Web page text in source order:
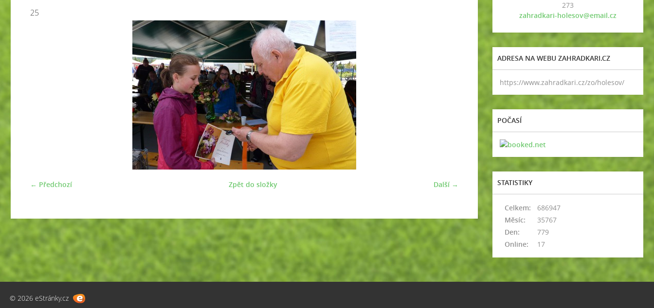
25
← Předchozí Další →
Zpět do složky
273
zahradkari-holesov@email.cz
ADRESA NA WEBU ZAHRADKARI.CZ
https://www.zahradkari.cz/zo/holesov/
POČASÍ
STATISTIKY
Online: 17
Celkem:
686947
Měsíc:
35767
Den:
779
© 2026 eStránky.cz